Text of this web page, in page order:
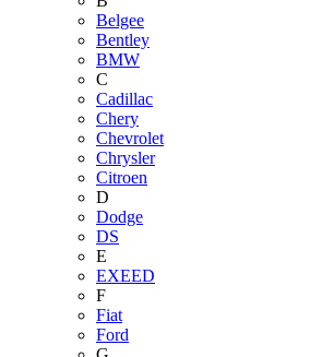
Belgee
Bentley
BMW
C
Cadillac
Chery
Chevrolet
Chrysler
Citroen
D
Dodge
DS
E
EXEED
F
Fiat
Ford